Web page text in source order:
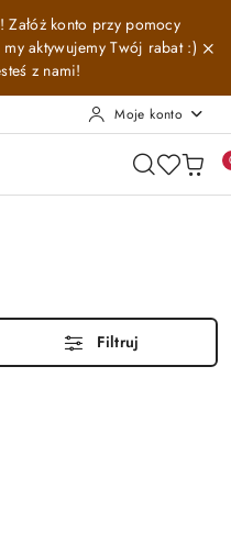
konto przy pomocy
aktywujemy Twój rabat :)
z nami!
Moje konto
Filtruj